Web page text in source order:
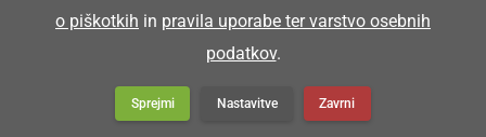
o piškotkih in pravila uporabe ter varstvo osebnih
podatkov.
Sprejmi Nastavitve Zavrni